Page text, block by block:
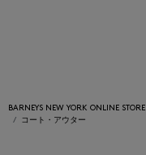
BARNEYS NEW YORK ONLINE STORE
コート・アウター